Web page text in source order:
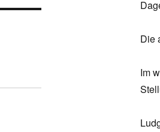
Die
Im